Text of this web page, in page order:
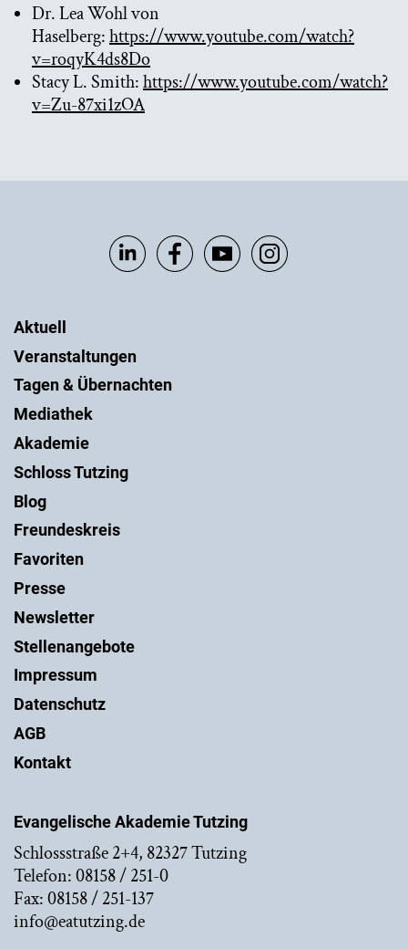
Dr. Lea Wohl von
Haselberg:https://www.youtube.com/watch?
v=roqyK4ds8Do
Stacy L. Smith:https://www.youtube.com/watch?
v=Zu-87xi1zOA
Evangelische Akademie Tutzing
Schlossstraße 2+4, 82327 Tutzing
Telefon: 08158 / 251-0
Fax: 08158 / 251-137
info@eatutzing.de
Aktuell
Veranstaltungen
Tagen & Übernachten
Mediathek
Akademie
Schloss Tutzing
Blog
Freundeskreis
Favoriten
Presse
Newsletter
Stellenangebote
Impressum
Datenschutz
AGB
Kontakt